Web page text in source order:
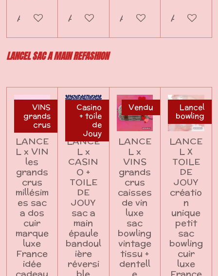
Ajouter au panierAjouter au panierAjouter au panier
Ajouter
LANCEL SAC A MAIN REFASHION
VINS
grands
crus
LANCE
L x VIN
les
grands
crus
millésim
es sac
a dos
cuir
marque
luxe
France
idée
Casino
+ toile
de
Jouy
LANCE
L x
CASIN
O +
TOILE
DE
JOUY
sac a
main
épaule
bandoul
ière
réversi
Vendu
LANCE
L x
VINS
grands
crus
caisses
de vin
luxe
sac
bowling
vintage
tissu +
dentell
Lancel
bowling
LANCE
L X
TOILE
DE
JOUY
créatio
n
unique
petit
sac
bowling
cuir
luxe